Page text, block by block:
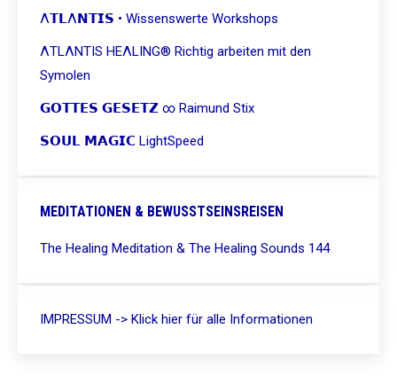
Λ𝗧𝗟Λ𝗡𝗧𝗜𝗦 • Wissenswerte Workshops
ΛTLΛNTIS HEΛLING® Richtig arbeiten mit den
Symolen
𝗚𝗢𝗧𝗧𝗘𝗦 𝗚𝗘𝗦𝗘𝗧𝗭 ∞ Raimund Stix
𝗦𝗢𝗨𝗟 𝗠𝗔𝗚𝗜𝗖 LightSpeed
MEDITATIONEN & BEWUSSTSEINSREISEN
The Healing Meditation & The Healing Sounds 144
IMPRESSUM -> Klick hier für alle Informationen